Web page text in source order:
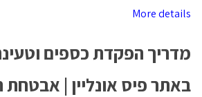
More details
מדריך הפקדת כספים
באתר פיס אונליין |